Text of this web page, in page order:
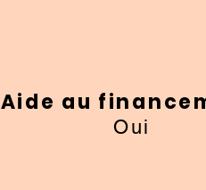
Aide au
Oui